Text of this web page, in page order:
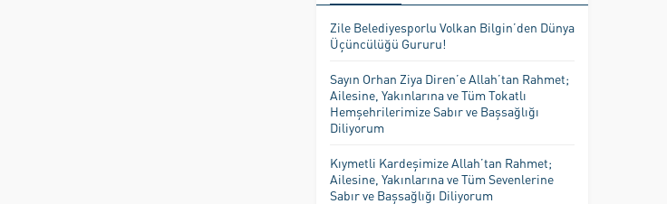
Zile Belediyesporlu Volkan Bilgin’den Dünya
Üçüncülüğü Gururu!
Sayın Orhan Ziya Diren’e Allah’tan Rahmet;
Ailesine, Yakınlarına ve Tüm Tokatlı
Hemşehrilerimize Sabır ve Başsağlığı
Diliyorum
Kıymetli Kardeşimize Allah’tan Rahmet;
Ailesine, Yakınlarına ve Tüm Sevenlerine
Sabır ve Başsağlığı Diliyorum